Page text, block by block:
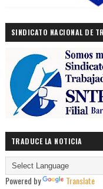
SINDICATO NACIONAL DE
TRADUCE LA NOTICIA
Powered by Translate